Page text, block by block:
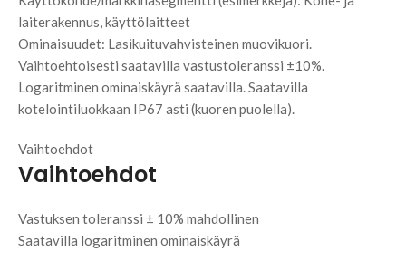
laiterakennus, käyttölaitteet
Ominaisuudet: Lasikuituvahvisteinen muovikuori.
Vaihtoehtoisesti saatavilla vastustoleranssi ±10%.
Logaritminen ominaiskäyrä saatavilla. Saatavilla
kotelointiluokkaan IP67 asti (kuoren puolella).
Vaihtoehdot
Vaihtoehdot
Vastuksen toleranssi ± 10% mahdollinen
Saatavilla logaritminen ominaiskäyrä